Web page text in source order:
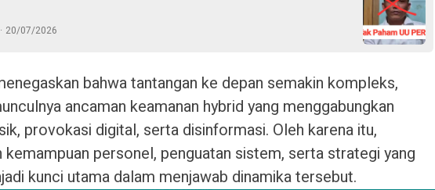
20/07/2026
bahwa tantangan ke depan semakin kompleks,
ancaman keamanan hybrid yang menggabungkan
provokasi digital, serta disinformasi. Oleh karena itu,
kemampuan personel, penguatan sistem, serta strategi yang
kunci utama dalam menjawab dinamika tersebut.